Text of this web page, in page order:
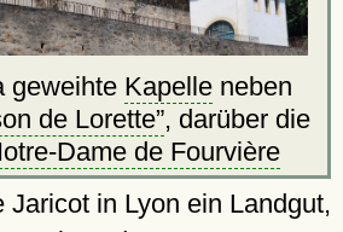
geweihte Kapelle neben
de Lorette , darüber die
Dame de Fourvière
Jaricot in Lyon ein Landgut,